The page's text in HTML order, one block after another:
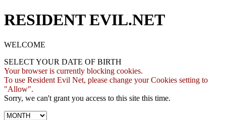
RESIDENT EVIL.NET
WELCOME
SELECT YOUR DATE OF BIRTH
Your browser is currently blocking cookies.
To use Resident Evil Net, please change your Cookies setting to
"Allow".
Sorry, we can't grant you access to this site this time.